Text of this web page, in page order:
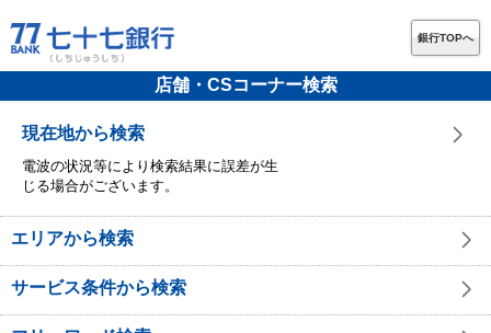
銀行TOPへ
店舗・CSコーナー検索
現在地から検索
電波の状況等により検索結果に誤差が生
じる場合がございます。
エリアから検索
サービス条件から検索